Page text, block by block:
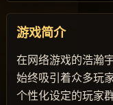
游戏简介
在网络游戏的浩瀚
始终吸引着众多玩
个性化设定的玩家